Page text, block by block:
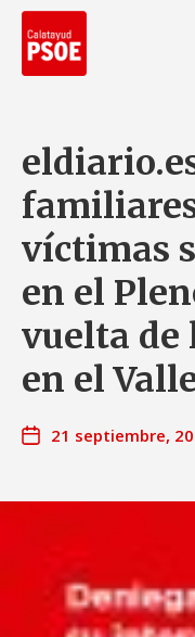
víctimas
en el
vuelta de
en el
21 septiembre,